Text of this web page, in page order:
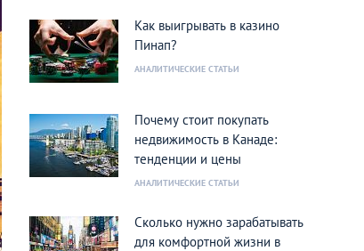
Как выигрывать в казино
Пинап?
АНАЛИТИЧЕСКИЕ СТАТЬИ
Почему стоит покупать
недвижимость в Канаде:
тенденции и цены
АНАЛИТИЧЕСКИЕ СТАТЬИ
Сколько нужно зарабатывать
для комфортной жизни в